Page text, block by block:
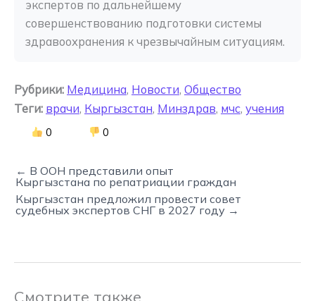
экспертов по дальнейшему
совершенствованию подготовки системы
здравоохранения к чрезвычайным ситуациям.
Рубрики: Медицина, Новости, Общество
Теги: врачи, Кыргызстан, Минздрав, мчс, учения
0 0
← В ООН представили опыт
Кыргызстана по репатриации граждан
Кыргызстан предложил провести совет
судебных экспертов СНГ в 2027 году →
Смотрите также